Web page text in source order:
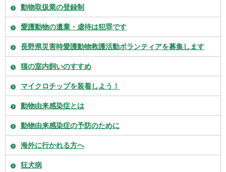
動物取扱業の登録制
愛護動物の遺棄・虐待は犯罪です
長野県災害時愛護動物救護活動ボランティアを募集します
猫の室内飼いのすすめ
マイクロチップを装着しよう！
動物由来感染症とは
動物由来感染症の予防のために
海外に行かれる方へ
狂犬病